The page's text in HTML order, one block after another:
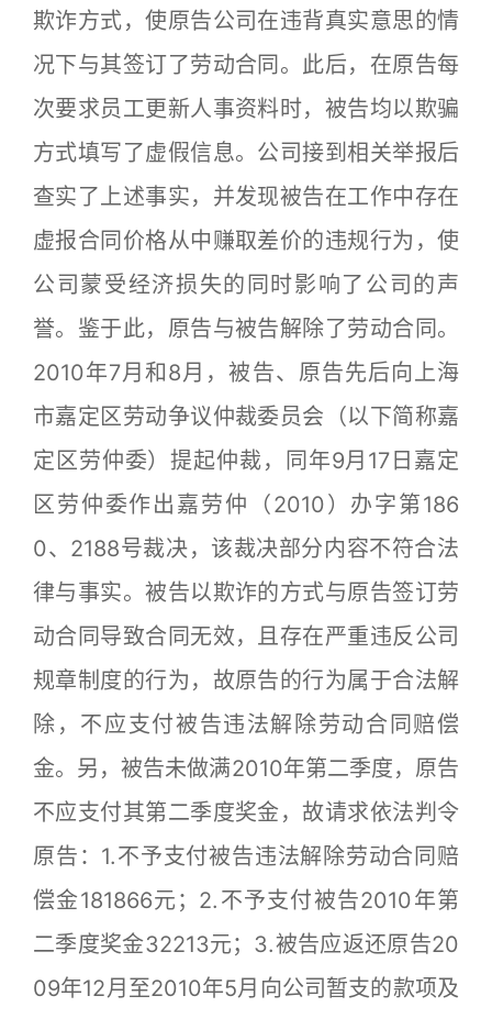
欺诈方式，使原告公司在违背真实意思的情
况下与其签订了劳动合同。此后，在原告每
次要求员工更新人事资料时，被告均以欺骗
方式填写了虚假信息。公司接到相关举报后
查实了上述事实，并发现被告在工作中存在
虚报合同价格从中赚取差价的违规行为，使
公司蒙受经济损失的同时影响了公司的声
誉。鉴于此，原告与被告解除了劳动合同。
2010年7月和8月，被告、原告先后向上海
市嘉定区劳动争议仲裁委员会（以下简称嘉
定区劳仲委）提起仲裁，同年9月17日嘉定
区劳仲委作出嘉劳仲（2010）办字第186
0、2188号裁决，该裁决部分内容不符合法
律与事实。被告以欺诈的方式与原告签订劳
动合同导致合同无效，且存在严重违反公司
规章制度的行为，故原告的行为属于合法解
除，不应支付被告违法解除劳动合同赔偿
金。另，被告未做满2010年第二季度，原告
不应支付其第二季度奖金，故请求依法判令
原告：1.不予支付被告违法解除劳动合同赔
偿金181866元；2.不予支付被告2010年第
二季度奖金32213元；3.被告应返还原告20
09年12月至2010年5月向公司暂支的款项及